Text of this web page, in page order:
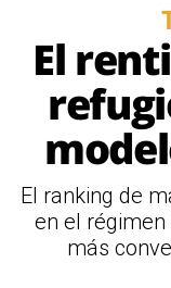
El
El ranking de
en el
más